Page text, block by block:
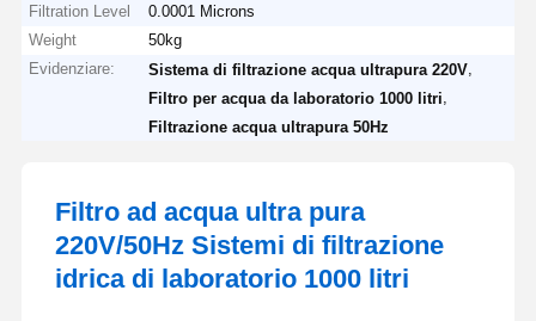
Filtration Level
0.0001 Microns
Weight
50kg
Evidenziare:
Sistema di filtrazione acqua ultrapura 220V
Filtro per acqua da laboratorio 1000 litri
Filtrazione acqua ultrapura 50Hz
Filtro ad acqua ultra pura
220V/50Hz Sistemi di filtrazione
idrica di laboratorio 1000 litri